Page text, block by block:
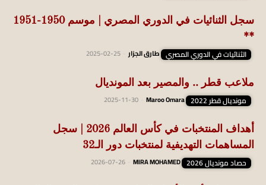
سجل الثنائيات في الدوري المصري | موسم 1950-1951
**
الثنائيات في الدوري المصري طارق الجزار 2025-02-25
ملاعب قطر .. والمصير بعد المونديال
مونديال قطر 2022 Maroo Omara
2025-11-30
أهداف المنتخبات في كأس العالم 2026 | سجل
المساهمات التهديفية لمنتخبات دور الـ32
حصاد مونديال 2026 MIRA MOHAMED
2026-07-26